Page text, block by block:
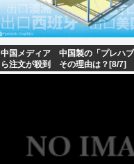
中国メディア 中国製の「プレハ
ら注文が殺到 その理由は？[8/7]